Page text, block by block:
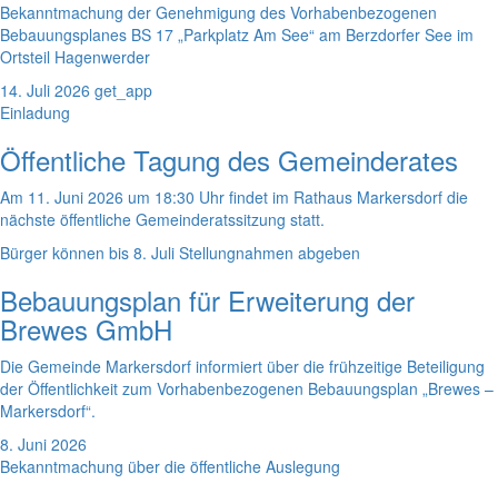
Bekanntmachung der Genehmigung des Vorhabenbezogenen
Bebauungsplanes BS 17 „Parkplatz Am See“ am Berzdorfer See im
Ortsteil Hagenwerder
14. Juli 2026 get_app
Einladung
Öffentliche Tagung des Gemeinderates
Am 11. Juni 2026 um 18:30 Uhr findet im Rathaus Markersdorf die
nächste öffentliche Gemeinderatssitzung statt.
Bürger können bis 8. Juli Stellungnahmen abgeben
Bebauungsplan für Erweiterung der
Brewes GmbH
Die Gemeinde Markersdorf informiert über die frühzeitige Beteiligung
der Öffentlichkeit zum Vorhabenbezogenen Bebauungsplan „Brewes –
Markersdorf“.
8. Juni 2026
Bekanntmachung über die öffentliche Auslegung